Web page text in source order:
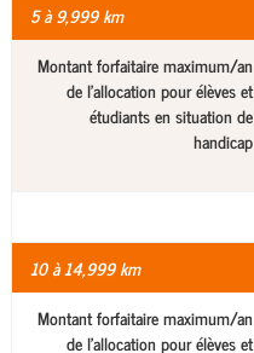
5 à 9,999 km
Montant forfaitaire maximum/an
de l'allocation pour élèves et
étudiants en situation de
handicap
10 à 14,999 km
Montant forfaitaire maximum/an
de l'allocation pour élèves et